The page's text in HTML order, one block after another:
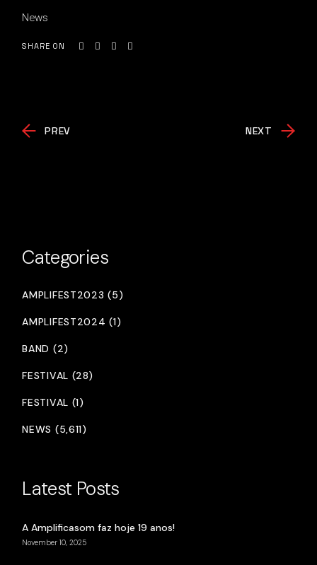
News
SHARE ON
PREV NEXT
Categories
AMPLIFEST2023 (5)
AMPLIFEST2024 (1)
BAND (2)
FESTIVAL (28)
FESTIVAL (1)
NEWS (5,611)
Latest Posts
A Amplificasom faz hoje 19 anos!
November 10, 2025